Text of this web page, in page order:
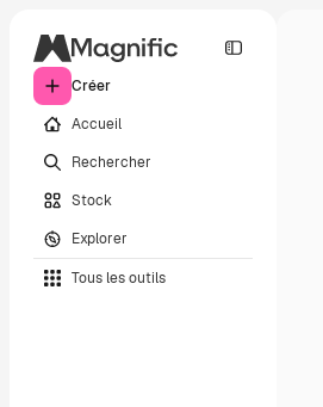
Créer
Accueil
Rechercher
Stock
Explorer
Tous les outils